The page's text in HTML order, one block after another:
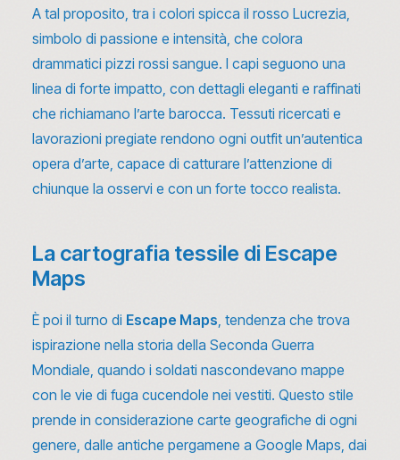
A tal proposito, tra i colori spicca il rosso Lucrezia,
simbolo di passione e intensità, che colora
drammatici pizzi rossi sangue. I capi seguono una
linea di forte impatto, con dettagli eleganti e raffinati
che richiamano l’arte barocca. Tessuti ricercati e
lavorazioni pregiate rendono ogni outfit un’autentica
opera d’arte, capace di catturare l’attenzione di
chiunque la osservi e con un forte tocco realista.
La cartografia tessile di Escape
Maps
È poi il turno di Escape Maps, tendenza che trova
ispirazione nella storia della Seconda Guerra
Mondiale, quando i soldati nascondevano mappe
con le vie di fuga cucendole nei vestiti. Questo stile
prende in considerazione carte geografiche di ogni
genere, dalle antiche pergamene a Google Maps, dai